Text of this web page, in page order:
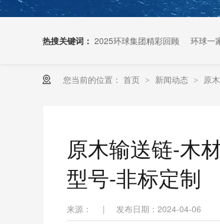
热搜关键词： 2025环球集团精彩回顾 环球一
扶梯链条生产厂家
您当前的位置： 首页 > 新闻动态 > 原
原木输送链-木
型号-非标定制
来源： | 发布日期：2024-04-06